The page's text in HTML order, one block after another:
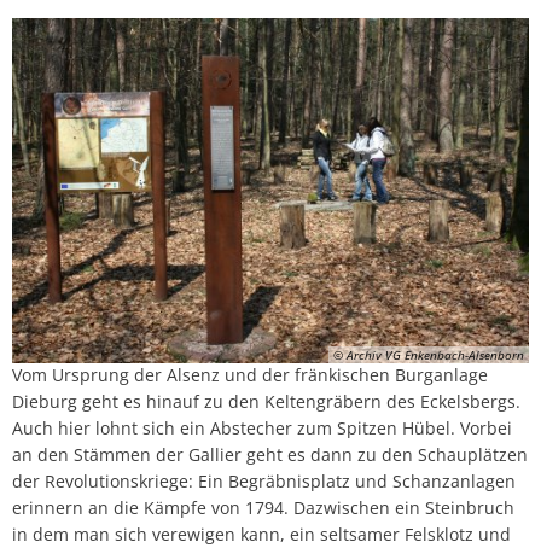
© Archiv VG Enkenbach-Alsenborn
Vom Ursprung der Alsenz und der fränkischen Burganlage
Dieburg geht es hinauf zu den Keltengräbern des Eckelsbergs.
Auch hier lohnt sich ein Abstecher zum Spitzen Hübel. Vorbei
an den Stämmen der Gallier geht es dann zu den Schauplätzen
der Revolutionskriege: Ein Begräbnisplatz und Schanzanlagen
erinnern an die Kämpfe von 1794. Dazwischen ein Steinbruch
in dem man sich verewigen kann, ein seltsamer Felsklotz und